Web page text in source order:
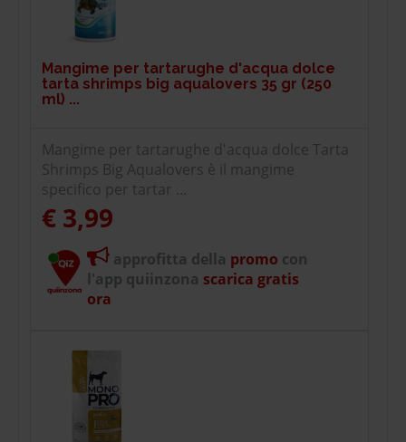
Mangime per tartarughe d'acqua dolce
tarta shrimps big aqualovers 35 gr (250
ml) ...
Mangime per tartarughe d'acqua dolce Tarta
Shrimps Big Aqualovers è il mangime
specifico per tartar ...
€ 3,99
approfitta della promo con
l'app quiinzona scarica gratis
ora